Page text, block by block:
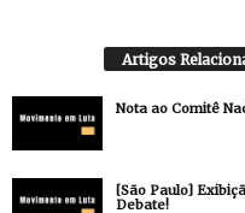
Artigos
Nota ao Comitê
[São Paulo]
Debate!